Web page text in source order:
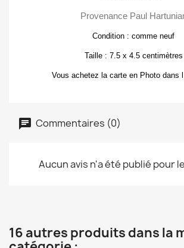
Provenance Paul
Condition : comme neuf
Taille : 7.5 x 4.5 centimètres
Vous achetez la carte en Photo dans
Commentaires (0)
Aucun avis n'a été publié pour
16 autres produits dans la